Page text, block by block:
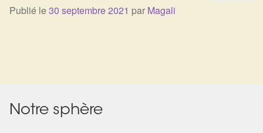
Sels de bain
Publié le30 septembre 2021 par Magali
Notre sphère